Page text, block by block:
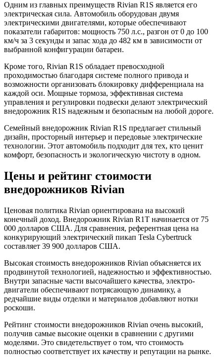
Одним из главных преимуществ Rivian R1S является его
электрическая сила. Автомобиль оборудован двумя
электрическими двигателями, которые обеспечивают
показатели габаритов: мощность 750 л.с., разгон от 0 до 100
км/ч за 3 секунды и запас хода до 482 км в зависимости от
выбранной конфигурации батареи.
Кроме того, Rivian R1S обладает превосходной
проходимостью благодаря системе полного привода и
возможности организовать блокировку дифференциала на
каждой оси. Мощные тормоза, эффективная система
управления и регулировки подвески делают электрический
внедорожник R1S надежным и безопасным на любой дороге.
Семейный внедорожник Rivian R1S предлагает стильный
дизайн, просторный интерьер и передовые электрические
технологии. Этот автомобиль подходит для тех, кто ценит
комфорт, безопасность и экологическую чистоту в одном.
Цены и рейтинг стоимости
внедорожников Rivian
Ценовая политика Rivian ориентирована на высокий
конечный доход. Внедорожник Rivian R1T начинается от 75
000 долларов США. Для сравнения, референтная цена на
конкурирующий электрический пикап Tesla Cybertruck
составляет 39 900 долларов США.
Высокая стоимость внедорожников Rivian объясняется их
продвинутой технологией, надежностью и эффективностью.
Внутри запасные части высочайшего качества, электро-
двигатели обеспечивают потрясающую динамику, а
редчайшие виды отделки и материалов добавляют нотки
роскоши.
Рейтинг стоимости внедорожников Rivian очень высокий,
получив самые высокие оценки в сравнении с другими
моделями. Это свидетельствует о том, что стоимость
полностью соответствует их качеству и репутации на рынке.